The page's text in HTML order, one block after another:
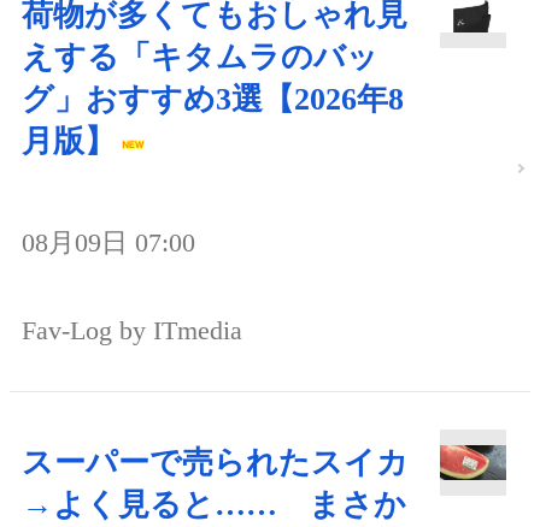
荷物が多くてもおしゃれ見
えする「キタムラのバッ
グ」おすすめ3選【2026年8
月版】
08月09日 07:00
Fav-Log by ITmedia
スーパーで売られたスイカ
→よく見ると…… まさか